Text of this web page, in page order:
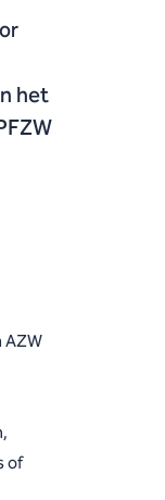
het
AZW
of